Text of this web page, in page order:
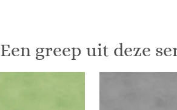
Een greep uit deze